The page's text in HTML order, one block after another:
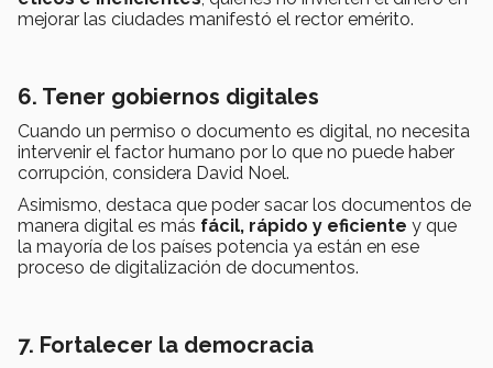
mejorar las ciudades manifestó el rector emérito.
6. Tener gobiernos digitales
Cuando un permiso o documento es digital, no necesita
intervenir el factor humano por lo que no puede haber
corrupción, considera David Noel.
Asimismo, destaca que poder sacar los documentos de
manera digital es más fácil, rápido y eficiente y que
la mayoría de los países potencia ya están en ese
proceso de digitalización de documentos.
7. Fortalecer la democracia